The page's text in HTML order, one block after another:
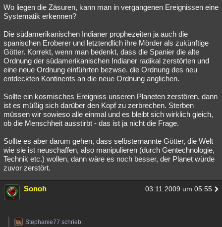
Wo liegen die Zäsuren, kann man in vergangenen Ereignissen eine
Systematik erkennen?
Die südamerikanischen Indianer prophezeiten ja auch die
spanischen Eroberer und letztendlich ihre Mörder als zukünftige
Götter. Korrekt, wenn man bedenkt, dass die Spanier die alte
Ordnung der südamerikanischen Indianer radikal zerstörten und
eine neue Ordnung einführten bezwse. die Ordnung des neu
entdeckten Kontinents an die neue Ordnung anglichen.
Sollte ein kosmisches Ereigniss unseren Planeten zerstören, dann
ist es müßig sich darüber den Kopf zu zerbrechen. Sterben
müssen wir sowieso alle einmal und es bleibt sich wirklich gleich,
ob die Menschheit ausstirbt - das ist ja nicht die Frage.
Sollte es aber darum gehen, dass selbsternannte Götter, die Welt
wie sie ist neuschaffen, also manipulieren (durch Gentechnologie,
Technik etc.) wollen, dann wäre es noch besser, der Planet würde
zuvor zerstört.
Sonoh 03.11.2009 um 05:55
Stephanie77 schrieb: